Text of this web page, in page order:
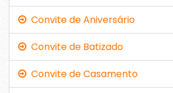
Convite de Aniversário
Convite de Batizado
Convite de Casamento